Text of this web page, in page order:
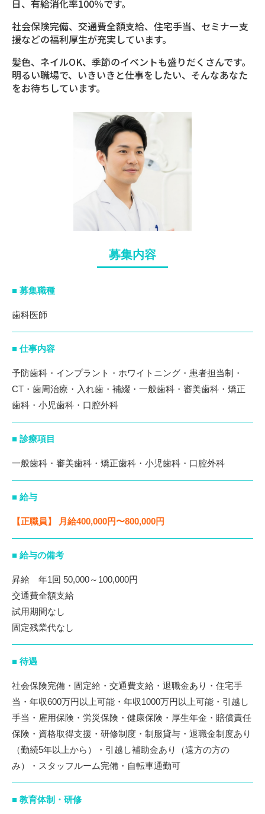
日、有給消化率100％です。
社会保険完備、交通費全額支給、住宅手当、セミナー支
援などの福利厚生が充実しています。
髪色、ネイルOK、季節のイベントも盛りだくさんです。
明るい職場で、いきいきと仕事をしたい、そんなあなた
をお待ちしています。
募集内容
■ 募集職種
歯科医師
■ 仕事内容
予防歯科・インプラント・ホワイトニング・患者担当制・
CT・歯周治療・入れ歯・補綴・一般歯科・審美歯科・矯正
歯科・小児歯科・口腔外科
■ 診療項目
一般歯科・審美歯科・矯正歯科・小児歯科・口腔外科
■ 給与
【正職員】 月給400,000円〜800,000円
■ 給与の備考
昇給 年1回 50,000～100,000円
交通費全額支給
試用期間なし
固定残業代なし
■ 待遇
社会保険完備・固定給・交通費支給・退職金あり・住宅手
当・年収600万円以上可能・年収1000万円以上可能・引越し
手当・雇用保険・労災保険・健康保険・厚生年金・賠償責任
保険・資格取得支援・研修制度・制服貸与・退職金制度あり
（勤続5年以上から）・引越し補助金あり（遠方の方の
み）・スタッフルーム完備・自転車通勤可
■ 教育体制・研修